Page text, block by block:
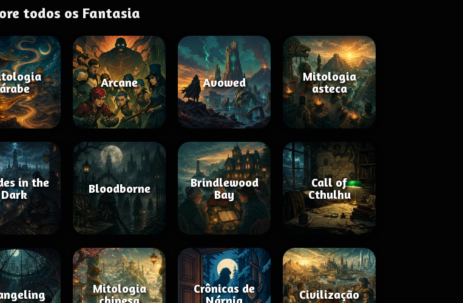
todos os Fantasia
Arcane Avowed
Mitologia
asteca
in the
Dark
Bloodborne
Brindlewood
Bay
Call of
Cthulhu
Mitologia
chinesa
Crônicas de
Nárnia
Civilização